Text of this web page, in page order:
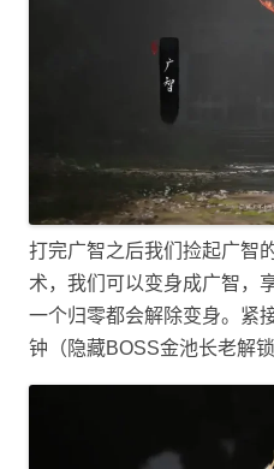
打完广智之后我们捡起广智
术，我们可以变身成广智，
一个归零都会解除变身。紧
钟（隐藏BOSS金池长老解锁